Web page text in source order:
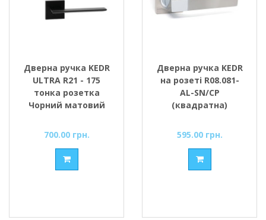
Дверна ручка KEDR
ULTRA R21 - 175
тонка розетка
Чорний матовий
700.00 грн.
Дверна ручка KEDR
на розеті R08.081-
AL-SN/CP
(квадратна)
595.00 грн.